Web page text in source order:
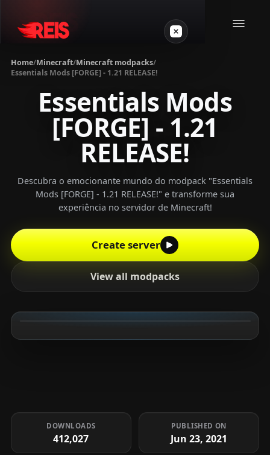
Other games
VPS Gamer
Login
Create server
Home/Minecraft/Minecraft modpacks/
Essentials Mods [FORGE] - 1.21 RELEASE!
Essentials Mods
[FORGE] - 1.21
RELEASE!
Descubra o emocionante mundo do modpack "Essentials
Mods [FORGE] - 1.21 RELEASE!" e transforme sua
experiência no servidor de Minecraft!
Create server
View all modpacks
DOWNLOADS
412,027
PUBLISHED ON
Jun 23, 2021